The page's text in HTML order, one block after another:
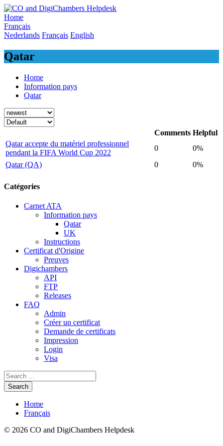
Skip
to
content
Home
Français
Nederlands Français English
Qatar
Home
Information pays
Qatar
Comments Helpful
Qatar accepte du matériel professionnel
pendant la FIFA World Cup 2022
0
0%
Qatar (QA)
0 0%
Catégories
Carnet ATA
Information pays
Qatar
UK
Instructions
Certificat d'Origine
Preuves
Digichambers
API
FTP
Releases
FAQ
Admin
Créer un certificat
Demande de certificats
Impression
Login
Visa
Home
Français
© 2026 CO and DigiChambers Helpdesk